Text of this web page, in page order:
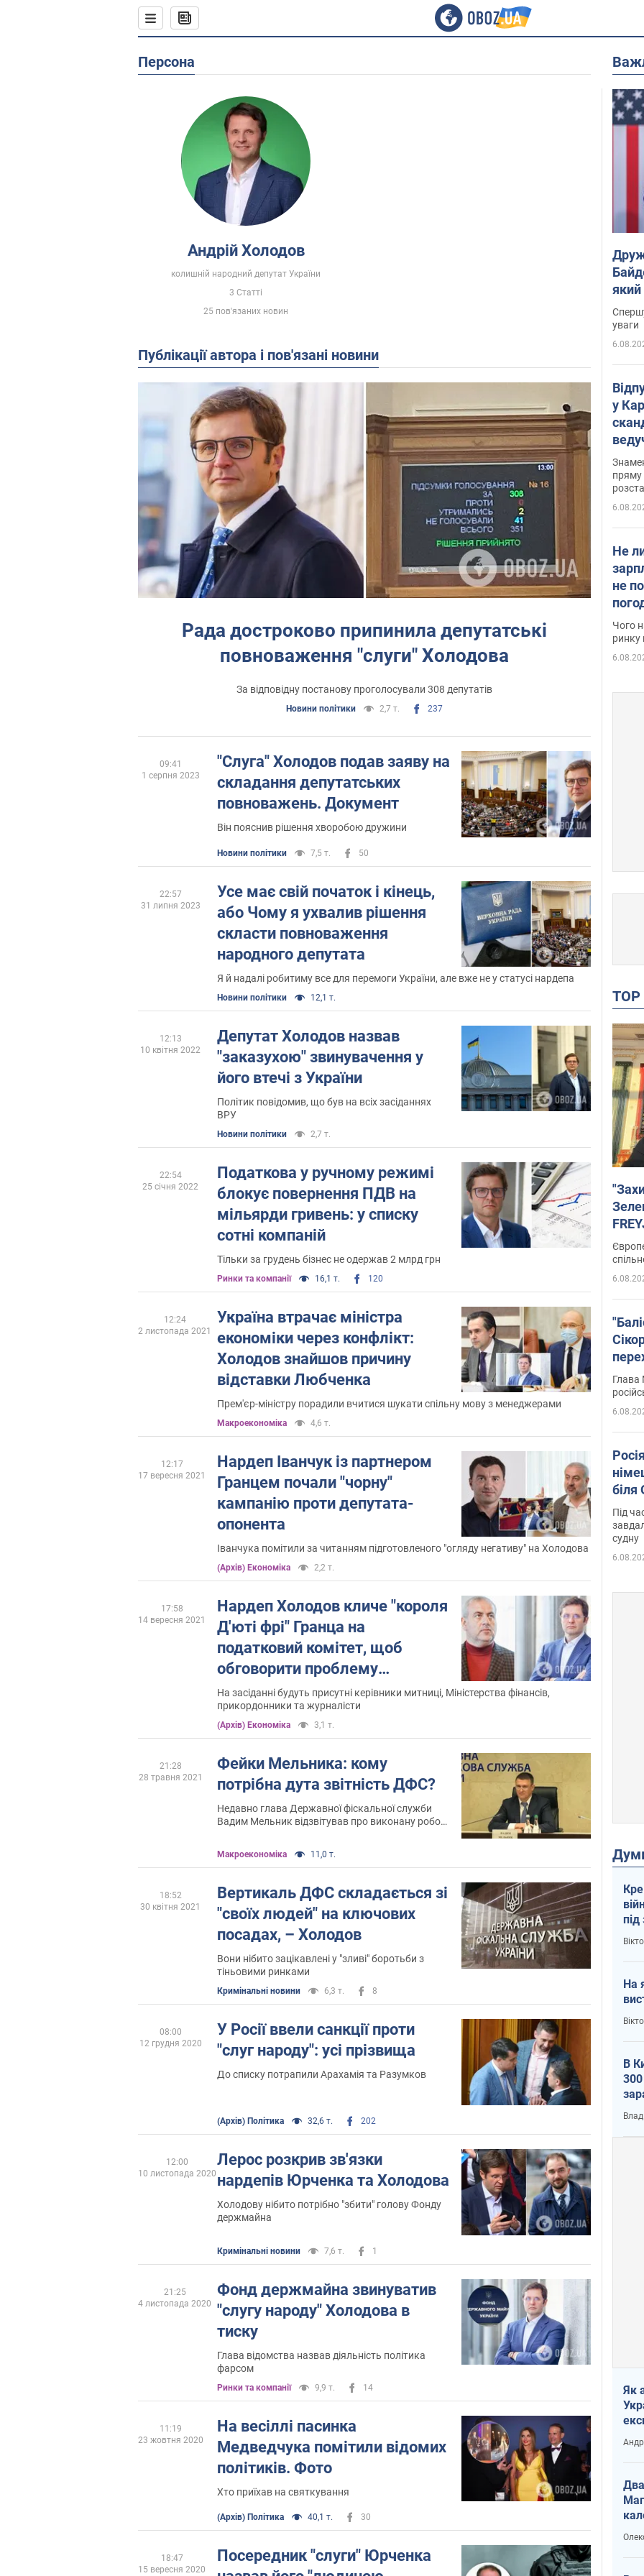
Персона
Андрій Холодов
колишній народний депутат України
3 Статті
25 пов'язаних новин
Публікації автора і пов'язані новини
Рада достроково припинила депутатські
повноваження "слуги" Холодова
За відповідну постанову проголосували 308 депутатів
Новини політики 2,7 т. 237
"Слуга" Холодов подав заяву на
складання депутатських
повноважень. Документ
Він пояснив рішення хворобою дружини
Новини політики 7,5 т. 50
09:41
1 серпня 2023
Усе має свій початок і кінець,
або Чому я ухвалив рішення
скласти повноваження
народного депутата
Я й надалі робитиму все для перемоги України, але вже не у статусі нардепа
Новини політики 12,1 т.
22:57
31 липня 2023
Депутат Холодов назвав
"заказухою" звинувачення у
його втечі з України
Політик повідомив, що був на всіх засіданнях
ВРУ
Новини політики 2,7 т.
12:13
10 квітня 2022
Податкова у ручному режимі
блокує повернення ПДВ на
мільярди гривень: у списку
сотні компаній
Тільки за грудень бізнес не одержав 2 млрд грн
Ринки та компанії 16,1 т. 120
22:54
25 січня 2022
Україна втрачає міністра
економіки через конфлікт:
Холодов знайшов причину
відставки Любченка
Прем'єр-міністру порадили вчитися шукати спільну мову з менеджерами
Mакроекономіка 4,6 т.
12:24
2 листопада 2021
Нардеп Іванчук із партнером
Гранцем почали "чорну"
кампанію проти депутата-
опонента
Іванчука помітили за читанням підготовленого "огляду негативу" на Холодова
(Архів) Економіка 2,2 т.
12:17
17 вересня 2021
Нардеп Холодов кличе "короля
Д'юті фрі" Гранца на
податковий комітет, щоб
обговорити проблему
фіктивного продажу алкоголю
На засіданні будуть присутні керівники митниці, Міністерства фінансів,
прикордонники та журналісти
(Архів) Економіка 3,1 т.
17:58
14 вересня 2021
Фейки Мельника: кому
потрібна дута звітність ДФС?
Недавно глава Державної фіскальної служби
Вадим Мельник відзвітував про виконану роботу
Mакроекономіка 11,0 т.
21:28
28 травня 2021
Вертикаль ДФС складається зі
"своїх людей" на ключових
посадах, – Холодов
Вони нібито зацікавлені у "зливі" боротьби з
тіньовими ринками
Кримінальні новини 6,3 т. 8
18:52
30 квітня 2021
У Росії ввели санкції проти
"слуг народу": усі прізвища
До списку потрапили Арахамія та Разумков
(Архів) Політика 32,6 т. 202
08:00
12 грудня 2020
Лерос розкрив зв'язки
нардепів Юрченка та Холодова
Холодову нібито потрібно "збити" голову Фонду
держмайна
Кримінальні новини 7,6 т. 1
12:00
10 листопада 2020
Фонд держмайна звинуватив
"слугу народу" Холодова в
тиску
Глава відомства назвав діяльність політика
фарсом
Ринки та компанії 9,9 т. 14
21:25
4 листопада 2020
На весіллі пасинка
Медведчука помітили відомих
політиків. Фото
Хто приїхав на святкування
(Архів) Політика 40,1 т. 30
11:19
23 жовтня 2020
Посередник "слуги" Юрченка
18:47
15 вересня 2020
який
уваги
у
пряму
Не
не
Чого
ринку
Глава
біля
Під
судну
На
В
Як